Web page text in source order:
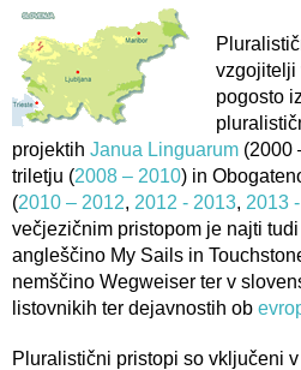
vzgojitelji
pogosto
projektih Janua Linguarum (2000
triletju (2008 – 2010) in
(2010 – 2012, 2012 - 2013, 2013
večjezičnim pristopom je najti
angleščino My Sails in
nemščino Wegweiser ter v
listovnikih ter dejavnostih ob
Pluralistični pristopi so vključeni